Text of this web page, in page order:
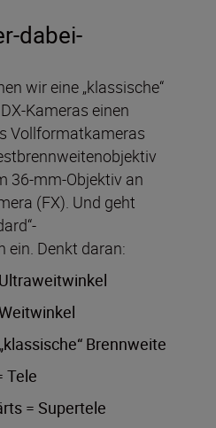
dabei-
wir eine „klassische“
Kameras einen
Vollformatkameras
36-mm-Objektiv an
(FX). Und geht
ein. Denkt daran:
Brennweite
Tele
= Supertele